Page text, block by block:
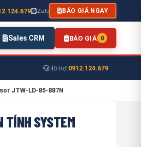
Zalo BÁO GIÁ NGAY
Sales CRM BÁO GIÁ 0
Hỗ trợ:0912.124.679
JTW-LD-85-887N
TÍNH SYSTEM